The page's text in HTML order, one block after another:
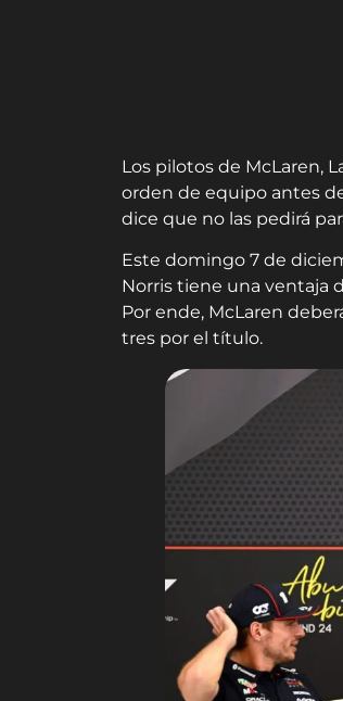
Los pilotos de McLaren,
orden de equipo antes
dice que no las pedirá
Este domingo 7 de
Norris tiene una ventaja
Por ende, McLaren
tres por el título.